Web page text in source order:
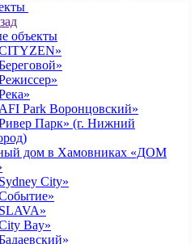
объекты
Park Воронцовский»
Парк» (г. Нижний
дом в Хамовниках «ДОМ
City»
Bay»